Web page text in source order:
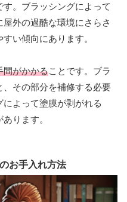
す。ブラッシングによって
外の過酷な環境にさらさ
い傾向にあります。
間がかかることです。ブラ
、その部分を補修する必要
よって塗膜が剥がれる
ります。
お手入れ方法